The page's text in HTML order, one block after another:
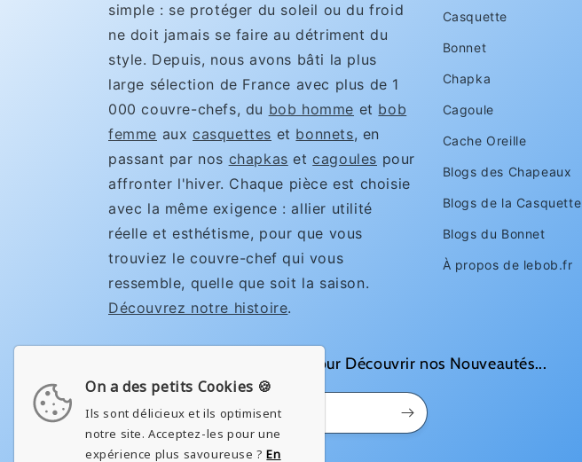
simple : se protéger du soleil ou du froid
ne doit jamais se faire au détriment du
style. Depuis, nous avons bâti la plus
large sélection de France avec plus de 1
000 couvre-chefs, du bob homme et bob
femme aux casquettes et bonnets, en
passant par nos chapkas etcagoules pour
affronter l'hiver. Chaque pièce est choisie
avec la même exigence : allier utilité
réelle et esthétisme, pour que vous
trouviez le couvre-chef qui vous
ressemble, quelle que soit la saison.
Découvrez notre histoire.
Casquette
Bonnet
Chapka
Cagoule
Cache Oreille
Blogs des Chapeaux
Blogs de la Casquette
Blogs du Bonnet
À propos de lebob.fr
Rejoignez notre Newsletter pour Découvrir nos Nouveautés...
E-mail
On a des petits Cookies 🍪
Ils sont délicieux et ils optimisent
notre site. Acceptez-les pour une
expérience plus savoureuse ?En